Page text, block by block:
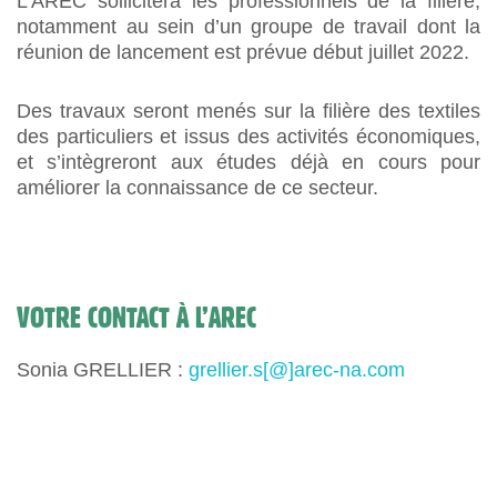
notamment au sein d’un groupe de travail dont la
réunion de lancement est prévue début juillet 2022.
Des travaux seront menés sur la filière des textiles
des particuliers et issus des activités économiques,
et s’intègreront aux études déjà en cours pour
améliorer la connaissance de ce secteur.
VOTRE CONTACT À L’AREC
Sonia GRELLIER : grellier.s[@]arec-na.com